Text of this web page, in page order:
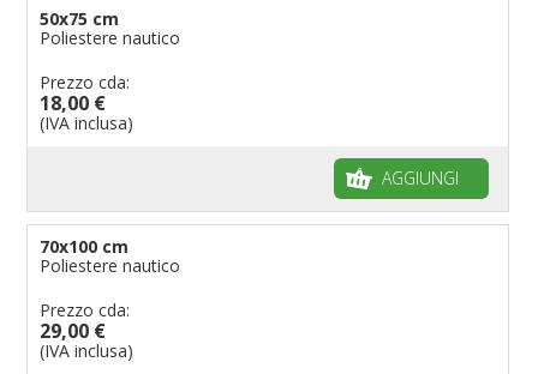
50x75 cm
Poliestere nautico
Prezzo cda:
18,00 €
(IVA inclusa)
AGGIUNGI
70x100 cm
Poliestere nautico
Prezzo cda:
29,00 €
(IVA inclusa)